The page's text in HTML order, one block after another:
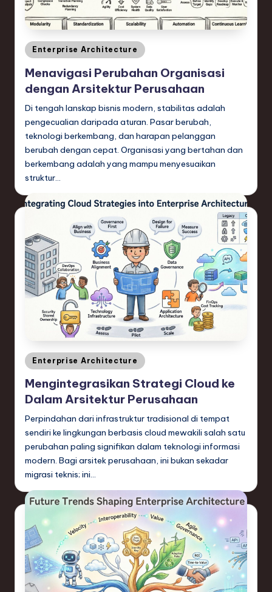
si
a
n
-
L
a
t
e
s
t
r
e
n
d
S
o
f
t
w
a
r
e
T
e
c
Posted
in
Enterprise Architecture
Menavigasi Perubahan Organisasi
dengan Arsitektur Perusahaan
Di tengah lanskap bisnis modern, stabilitas adalah
pengecualian daripada aturan. Pasar berubah,
teknologi berkembang, dan harapan pelanggan
berubah dengan cepat. Organisasi yang bertahan dan
berkembang adalah yang mampu menyesuaikan
struktur…
Posted
in
Enterprise Architecture
Mengintegrasikan Strategi Cloud ke
Dalam Arsitektur Perusahaan
Perpindahan dari infrastruktur tradisional di tempat
sendiri ke lingkungan berbasis cloud mewakili salah satu
perubahan paling signifikan dalam teknologi informasi
modern. Bagi arsitek perusahaan, ini bukan sekadar
migrasi teknis; ini…